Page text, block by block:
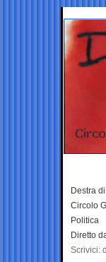
Destra
Circolo
Politica
Diretto
Scrivici: